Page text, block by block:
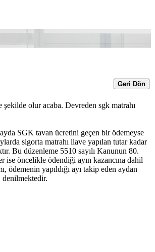
Geri Dön
olur acaba. Devreden sgk matrahı
ayda SGK tavan ücretini geçen bir ödemeyse
sigorta matrahı ilave yapılan tutar kadar
Bu düzenleme 5510 sayılı Kanunun 80.
öncelikle ödendiği ayın kazancına dahil
ödemenin yapıldığı ayı takip eden aydan
denilmektedir.